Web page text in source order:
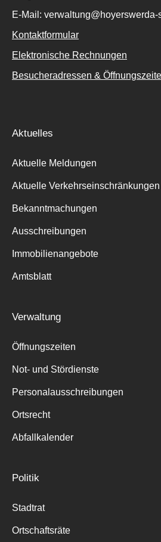
E-Mail: verwaltung@hoyerswerda-
Kontaktformular
Elektronische Rechnungen
Besucheradressen &
Aktuelles
Aktuelle Meldungen
Aktuelle Verkehrseinschränkungen
Bekanntmachungen
Ausschreibungen
Immobilienangebote
Amtsblatt
Verwaltung
Öffnungszeiten
Not- und Stördienste
Personalausschreibungen
Ortsrecht
Abfallkalender
Politik
Stadtrat
Ortschaftsräte